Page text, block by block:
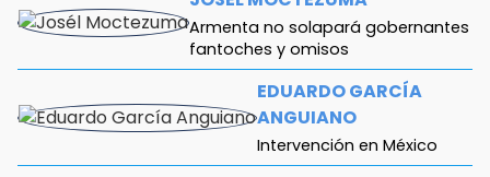
Armenta no solapará gobernantes
fantoches y omisos
EDUARDO GARCÍA
ANGUIANO
Intervención en México